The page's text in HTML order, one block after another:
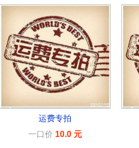
运费专拍
一口价 10.0 元